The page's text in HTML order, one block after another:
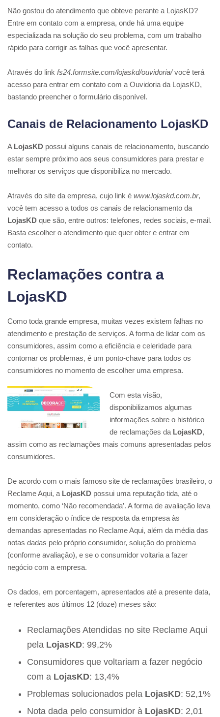
Não gostou do atendimento que obteve perante a LojasKD?
Entre em contato com a empresa, onde há uma equipe
especializada na solução do seu problema, com um trabalho
rápido para corrigir as falhas que você apresentar.
Através do link fs24.formsite.com/lojaskd/ouvidoria/você terá
acesso para entrar em contato com a Ouvidoria da LojasKD,
bastando preencher o formulário disponível.
Canais de Relacionamento LojasKD
A LojasKD possui alguns canais de relacionamento, buscando
estar sempre próximo aos seus consumidores para prestar e
melhorar os serviços que disponibiliza no mercado.
Através do site da empresa, cujo link é www.lojaskd.com.br,
você tem acesso a todos os canais de relacionamento da
LojasKD que são, entre outros: telefones, redes sociais, e-mail.
Basta escolher o atendimento que quer obter e entrar em
contato.
Reclamações contra a
LojasKD
Como toda grande empresa, muitas vezes existem falhas no
atendimento e prestação de serviços. A forma de lidar com os
consumidores, assim como a eficiência e celeridade para
contornar os problemas, é um ponto-chave para todos os
consumidores no momento de escolher uma empresa.
Com esta visão,
disponibilizamos algumas
informações sobre o histórico
de reclamações da LojasKD,
assim como as reclamações mais comuns apresentadas pelos
consumidores.
De acordo com o mais famoso site de reclamações brasileiro, o
Reclame Aqui, a LojasKD possui uma reputação tida, até o
momento, como ‘Não recomendada’. A forma de avaliação leva
em consideração o índice de resposta da empresa às
demandas apresentadas no Reclame Aqui, além da média das
notas dadas pelo próprio consumidor, solução do problema
(conforme avaliação), e se o consumidor voltaria a fazer
negócio com a empresa.
Os dados, em porcentagem, apresentados até a presente data,
e referentes aos últimos 12 (doze) meses são:
Reclamações Atendidas no site Reclame Aqui
pela LojasKD: 99,2%
Consumidores que voltariam a fazer negócio
com a LojasKD: 13,4%
Problemas solucionados pela LojasKD: 52,1%
Nota dada pelo consumidor à LojasKD: 2,01